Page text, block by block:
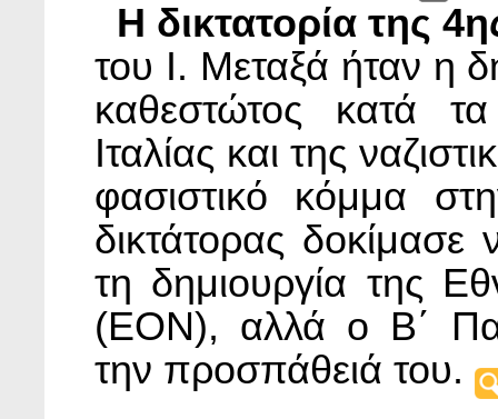
Η δικτατορία της
του Ι. Μεταξά ήταν η
καθεστώτος κατά
Ιταλίας και της
φασιστικό κόμμα
δικτάτορας
τη δημιουργία της
(ΕΟΝ), αλλά ο Β΄
την προσπάθειά του.